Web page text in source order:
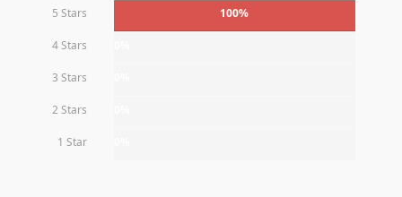
5 Stars
100%
4 Stars
3 Stars
2 Stars
1 Star